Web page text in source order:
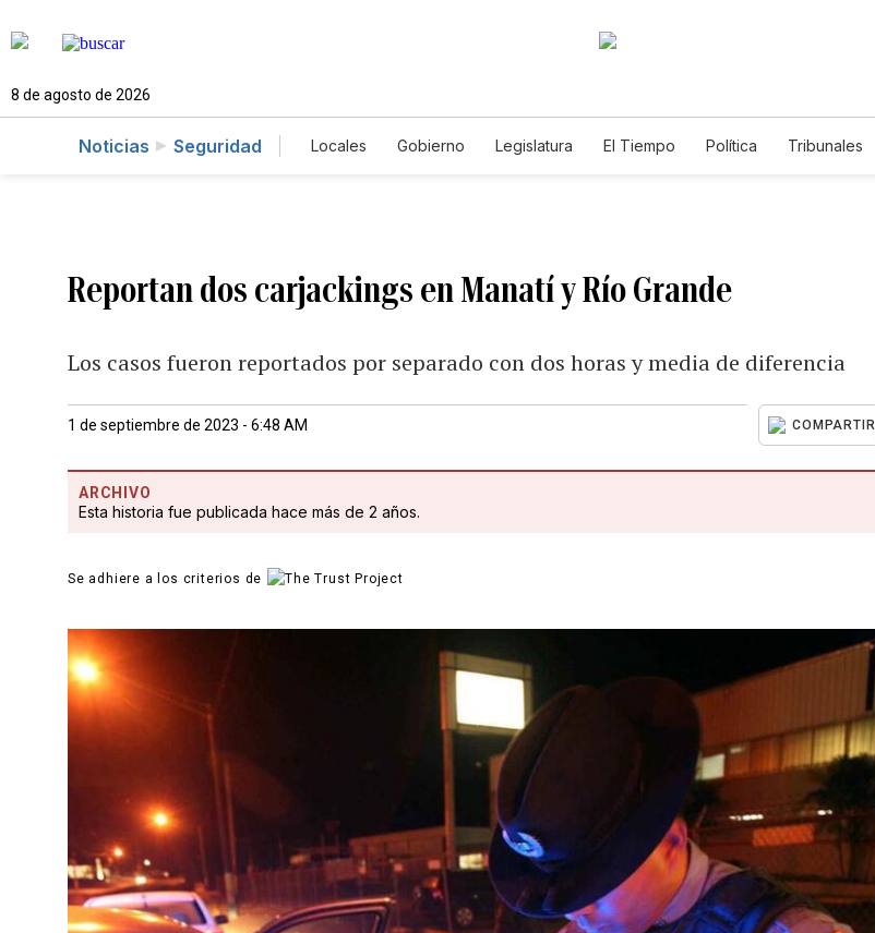
8 de agosto de 2026
Noticias Seguridad Locales Gobierno Legislatura El Tiempo Política Tribunales
Reportan dos carjackings en Manatí y Río Grande
Los casos fueron reportados por separado con dos horas y media de diferencia
1 de septiembre de 2023 - 6:48 AM COMPARTIR
ARCHIVO
Esta historia fue publicada hace más de 2 años.
Se adhiere a los criterios de